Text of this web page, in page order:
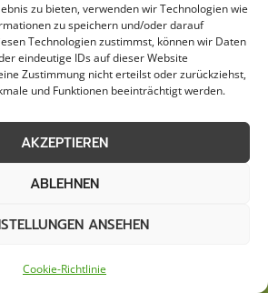
zu bieten, verwenden wir Technologien wie
zu speichern und/oder darauf
Technologien zustimmst, können wir Daten
eindeutige IDs auf dieser Website
Zustimmung nicht erteilst oder zurückziehst,
und Funktionen beeinträchtigt werden.
AKZEPTIEREN
ABLEHNEN
ANSEHEN
Cookie-Richtlinie
stellen